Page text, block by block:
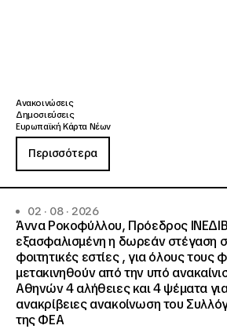
Ανακοινώσεις
Δημοσιεύσεις
Ευρωπαϊκή Κάρτα Νέων
Περισσότερα
02 · 08 · 2026
Άννα Ροκοφύλλου, Πρόεδρος
εξασφαλισμένη η δωρεάν στέγαση
φοιτητικές εστίες , για όλους τους
μετακινηθούν από την υπό
Αθηνών 4 αλήθειες και 4 ψέματα
ανακρίβειες ανακοίνωση του
της ΦΕΑ